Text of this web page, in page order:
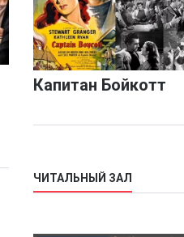
Капитан Бойкотт
ЧИТАЛЬНЫЙ ЗАЛ